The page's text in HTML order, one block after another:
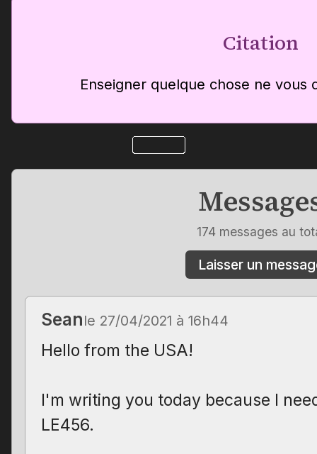
Citation
Enseigner quelque chose ne vous
174 messages au
Laisser un
Seanle 27/04/2021 à 16h44
Hello from the USA!
I'm writing you today because I
LE456.